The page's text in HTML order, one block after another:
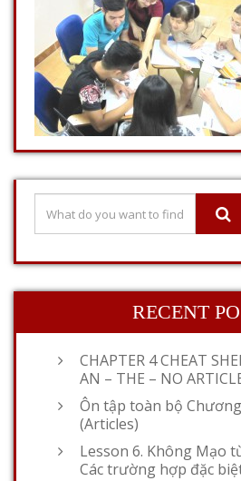
RECENT
CHAPTER 4 CHEAT
AN – THE – NO
Ôn tập toàn bộ
(Articles)
Lesson 6. Không Mạo
Các trường hợp đặc